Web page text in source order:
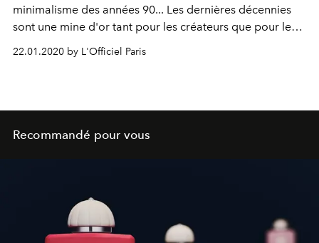
minimalisme des années 90... Les dernières décennies
sont une mine d'or tant pour les créateurs que pour les
férus de vintage. Cette semaine, L'Officiel se penche sur
le total look CHANEL porté par Christy Turlington à New
22.01.2020 by L'Officiel Paris
Recommandé pour vous